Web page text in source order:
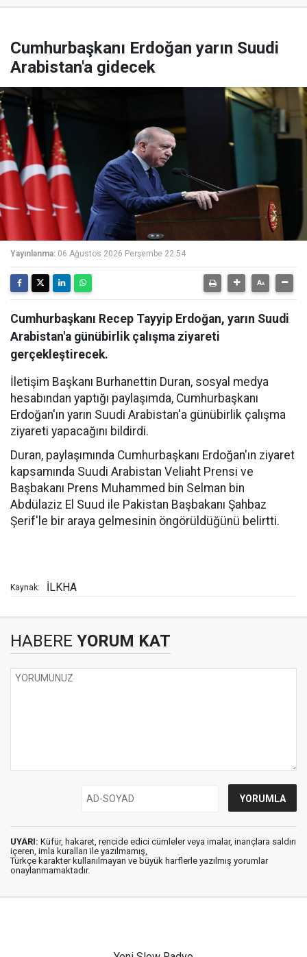
Cumhurbaşkanı Erdoğan yarın Suudi
Arabistan'a gidecek
Yayınlanma: 06 Ağustos 2026 Perşembe 22:54
Cumhurbaşkanı Recep Tayyip Erdoğan, yarın Suudi
Arabistan'a günübirlik çalışma ziyareti
gerçekleştirecek.
İletişim Başkanı Burhanettin Duran, sosyal medya
hesabından yaptığı paylaşımda, Cumhurbaşkanı
Erdoğan'ın yarın Suudi Arabistan'a günübirlik çalışma
ziyareti yapacağını bildirdi.
Duran, paylaşımında Cumhurbaşkanı Erdoğan'ın ziyaret
kapsamında Suudi Arabistan Veliaht Prensi ve
Başbakanı Prens Muhammed bin Selman bin
Abdülaziz El Suud ile Pakistan Başbakanı Şahbaz
Şerif'le bir araya gelmesinin öngörüldüğünü belirtti.
Kaynak: İLKHA
HABERE YORUM KAT
UYARI: Küfür, hakaret, rencide edici cümleler veya imalar, inançlara saldırı
içeren, imla kuralları ile yazılmamış,
Türkçe karakter kullanılmayan ve büyük harflerle yazılmış yorumlar
onaylanmamaktadır.